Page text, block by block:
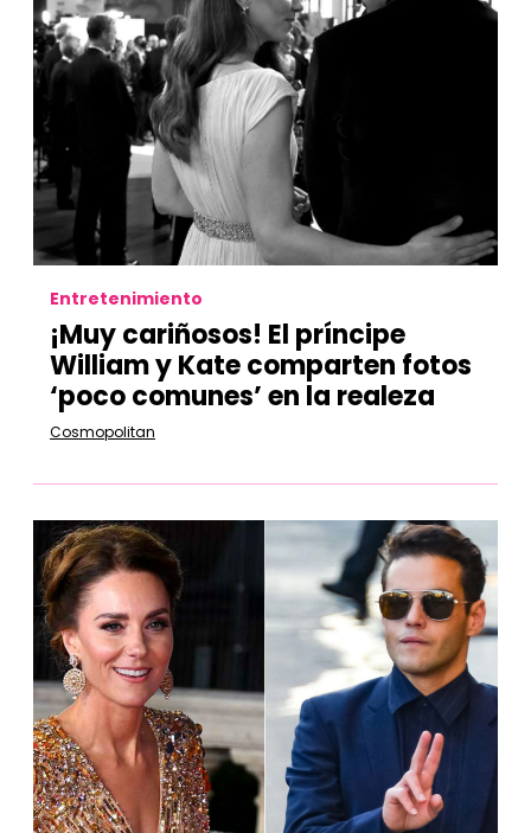
Entretenimiento
¡Muy cariñosos! El príncipe
William y Kate comparten fotos
‘poco comunes’ en la realeza
Cosmopolitan